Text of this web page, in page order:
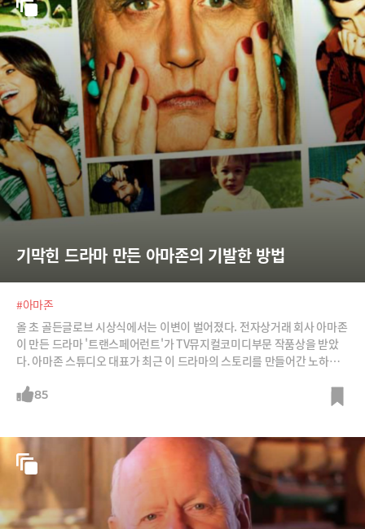
기막힌 드라마 만든 아마존의 기발한 방법
#아마존
올 초 골든글로브 시상식에서는 이변이 벌어졌다. 전자상거래 회사 아마존
이 만든 드라마 '트랜스페어런트'가 TV뮤지컬코미디부문 작품상을 받았
다. 아마존 스튜디오 대표가 최근 이 드라마의 스토리를 만들어간 노하우
홈페이지, Flickr, 아마존
85